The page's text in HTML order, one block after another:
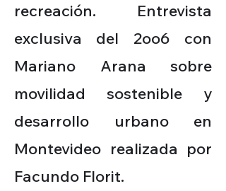
recreación. Entrevista
exclusiva del 2oo6 con
Mariano Arana sobre
movilidad sostenible y
desarrollo urbano en
Montevideo realizada por
Facundo Florit.